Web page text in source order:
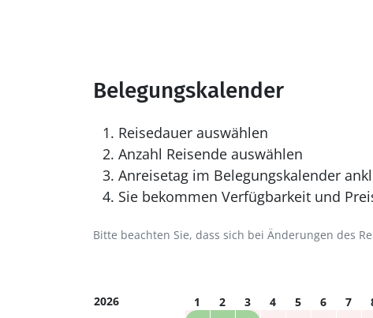
Belegungskalender
Reisedauer auswählen
Anzahl Reisende auswählen
Anreisetag im Belegungskalender
Sie bekommen Verfügbarkeit und
Bitte beachten Sie, dass sich bei Änderungen des
2026 1 2 3 4 5 6 7